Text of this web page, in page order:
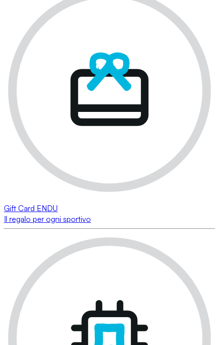
Gift Card ENDU
Il regalo per ogni sportivo